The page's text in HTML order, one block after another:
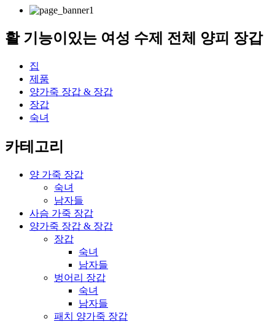
활 기능이있는 여성 수제 전체 양피 장갑
집
제품
양가죽 장갑 & 장갑
장갑
숙녀
카테고리
양 가죽 장갑
숙녀
남자들
사슴 가죽 장갑
양가죽 장갑 & 장갑
장갑
숙녀
남자들
벙어리 장갑
숙녀
남자들
패치 양가죽 장갑